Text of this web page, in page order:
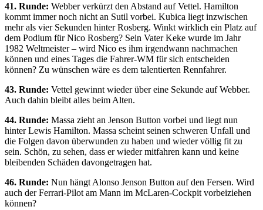
41. Runde: Webber verkürzt den Abstand auf Vettel. Hamilton
kommt immer noch nicht an Sutil vorbei. Kubica liegt inzwischen
mehr als vier Sekunden hinter Rosberg. Winkt wirklich ein Platz auf
dem Podium für Nico Rosberg? Sein Vater Keke wurde im Jahr
1982 Weltmeister – wird Nico es ihm irgendwann nachmachen
können und eines Tages die Fahrer-WM für sich entscheiden
können? Zu wünschen wäre es dem talentierten Rennfahrer.
43. Runde: Vettel gewinnt wieder über eine Sekunde auf Webber.
Auch dahin bleibt alles beim Alten.
44. Runde: Massa zieht an Jenson Button vorbei und liegt nun
hinter Lewis Hamilton. Massa scheint seinen schweren Unfall und
die Folgen davon überwunden zu haben und wieder völlig fit zu
sein. Schön, zu sehen, dass er wieder mitfahren kann und keine
bleibenden Schäden davongetragen hat.
46. Runde: Nun hängt Alonso Jenson Button auf den Fersen. Wird
auch der Ferrari-Pilot am Mann im McLaren-Cockpit vorbeiziehen
können?